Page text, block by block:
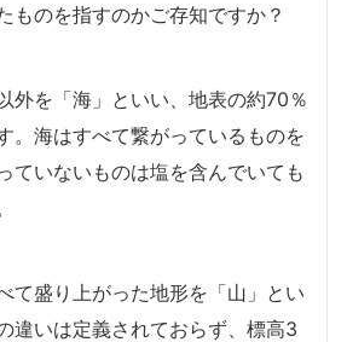
ものを指すのかご存知ですか？
外を「海」といい、地表の約70％
。海はすべて繋がっているものを
ていないものは塩を含んでいても
て盛り上がった地形を「山」とい
違いは定義されておらず、標高3